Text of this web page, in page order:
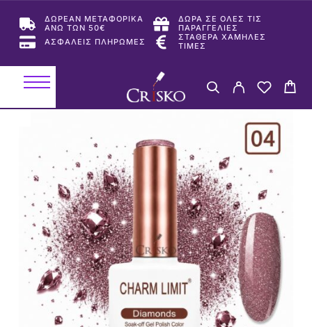
ΔΩΡΕΑΝ ΜΕΤΑΦΟΡΙΚΑ
ΑΝΩ ΤΩΝ 50€
ΔΩΡΑ ΣΕ ΟΛΕΣ ΤΙΣ
ΠΑΡΑΓΓΕΛΙΕΣ
ΑΣΦΑΛΕΙΣ ΠΛΗΡΩΜΕΣ
ΣΤΑΘΕΡΑ ΧΑΜΗΛΕΣ
ΤΙΜΕΣ